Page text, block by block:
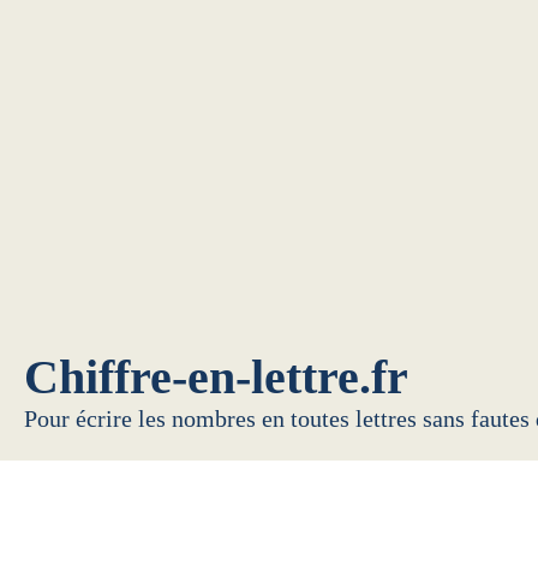
Chiffre-en-lettre.fr
Pour écrire les nombres en toutes lettres sans